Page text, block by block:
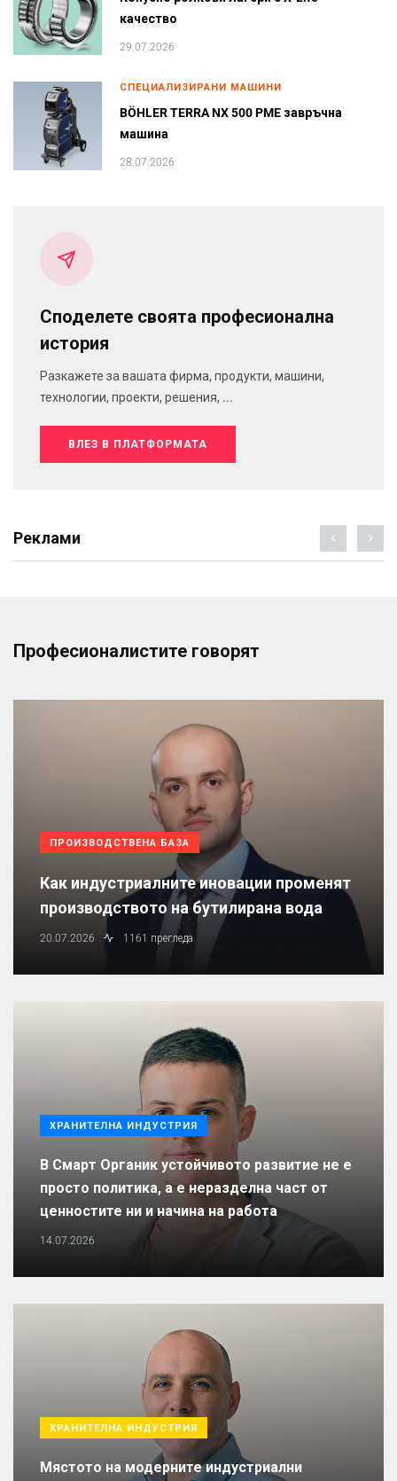
качество
29.07.2026
СПЕЦИАЛИЗИРАНИ МАШИНИ
BÖHLER TERRA NX 500 PME завръчна
машина
28.07.2026
Споделете своята професионална
история
Разкажете за вашата фирма, продукти, машини,
технологии, проекти, решения, ...
ВЛЕЗ В ПЛАТФОРМАТА
Реклами
Професионалистите говорят
ПРОИЗВОДСТВЕНА БАЗА
Как индустриалните иновации променят
производството на бутилирана вода
20.07.2026 1161 прегледа
ХРАНИТЕЛНА ИНДУСТРИЯ
В Смарт Органик устойчивото развитие не е
просто политика, а е неразделна част от
ценностите ни и начина на работа
14.07.2026
ХРАНИТЕЛНА ИНДУСТРИЯ
Мястото на модерните индустриални